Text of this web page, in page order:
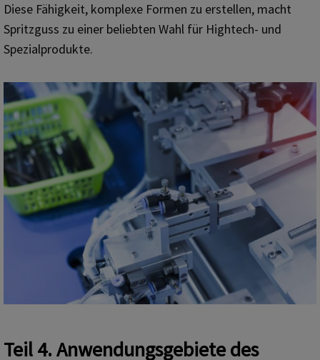
Diese Fähigkeit, komplexe Formen zu erstellen, macht
Spritzguss zu einer beliebten Wahl für Hightech- und
Spezialprodukte.
Teil 4. Anwendungsgebiete des